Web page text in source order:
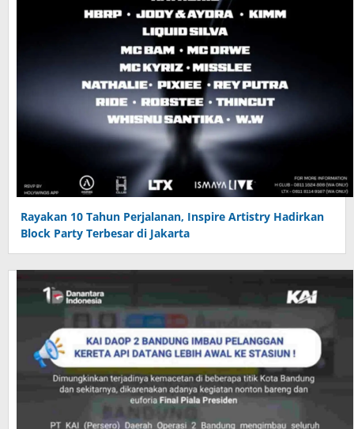
Rayakan 10 Tahun Perjalanan, Inspire Artistry Hadirkan
Block Party Terbesar di Jakarta